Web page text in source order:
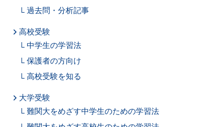
過去問・分析記事
高校受験
中学生の学習法
保護者の方向け
高校受験を知る
大学受験
難関大をめざす中学生のための学習法